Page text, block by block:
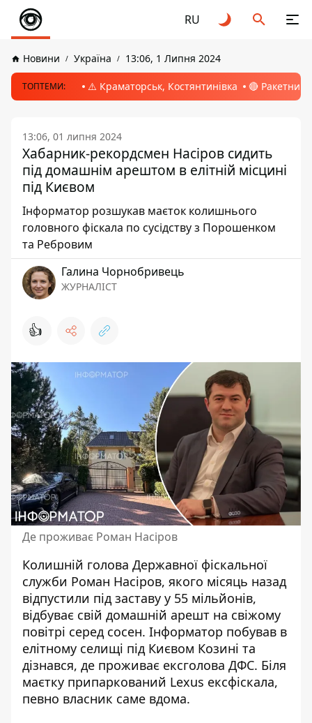
RU
Новини Україна 13:06, 1 Липня 2024
ТОПТЕМИ: ⚠️ Краматорськ, Костянтинівка 🔴 Ракетний
13:06, 01 липня 2024
Хабарник-рекордсмен Насіров сидить
під домашнім арештом в елітній місцині
під Києвом
Інформатор розшукав маєток колишнього
головного фіскала по сусідству з Порошенком
та Ребровим
Галина Чорнобривець
ЖУРНАЛІСТ
👍
Де проживає Роман Насіров
Колишній голова Державної фіскальної
служби Роман Насіров, якого місяць назад
відпустили під заставу у 55 мільйонів,
відбуває свій домашній арешт на свіжому
повітрі серед сосен. Інформатор побував в
елітному селищі під Києвом Козині та
дізнався, де проживає ексголова ДФС. Біля
маєтку припаркований Lexus ексфіскала,
певно власник саме вдома.